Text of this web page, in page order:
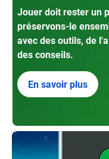
Jouer doit rester un
préservons-le
avec des outils, de
des conseils.
En savoir plus